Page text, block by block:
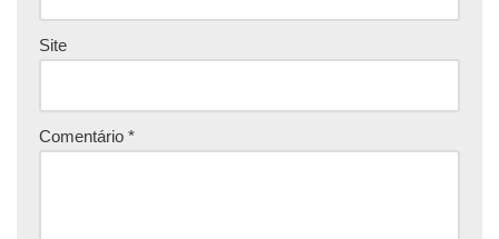
Site
Comentário *